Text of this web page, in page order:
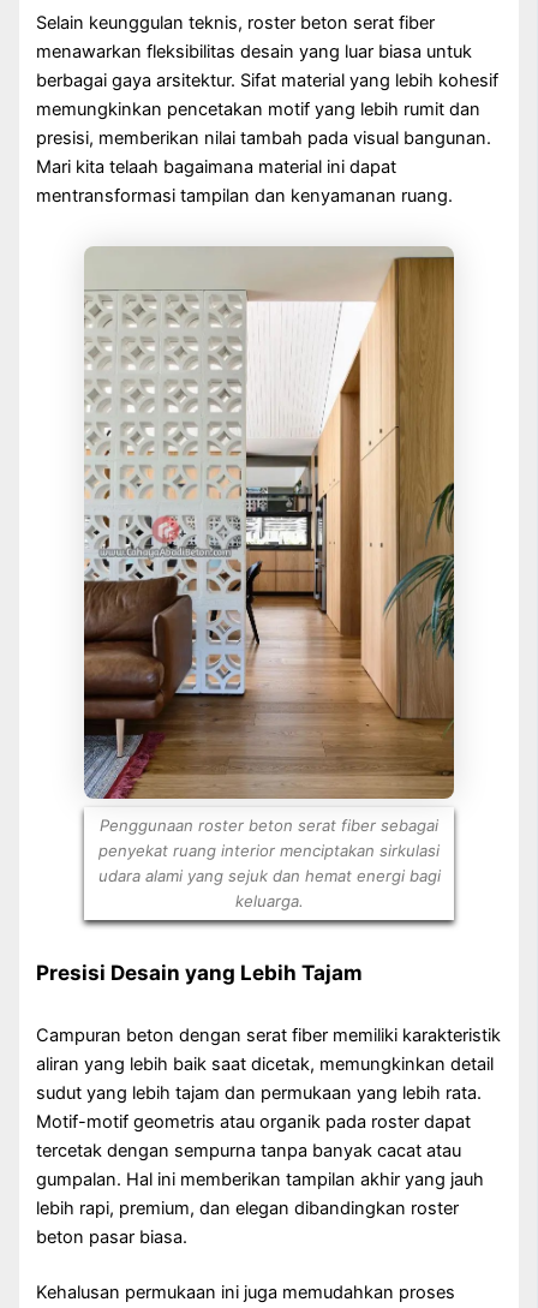
Selain keunggulan teknis, roster beton serat fiber
menawarkan fleksibilitas desain yang luar biasa untuk
berbagai gaya arsitektur. Sifat material yang lebih kohesif
memungkinkan pencetakan motif yang lebih rumit dan
presisi, memberikan nilai tambah pada visual bangunan.
Mari kita telaah bagaimana material ini dapat
mentransformasi tampilan dan kenyamanan ruang.
Penggunaan roster beton serat fiber sebagai
penyekat ruang interior menciptakan sirkulasi
udara alami yang sejuk dan hemat energi bagi
keluarga.
Presisi Desain yang Lebih Tajam
Campuran beton dengan serat fiber memiliki karakteristik
aliran yang lebih baik saat dicetak, memungkinkan detail
sudut yang lebih tajam dan permukaan yang lebih rata.
Motif-motif geometris atau organik pada roster dapat
tercetak dengan sempurna tanpa banyak cacat atau
gumpalan. Hal ini memberikan tampilan akhir yang jauh
lebih rapi, premium, dan elegan dibandingkan roster
beton pasar biasa.
Kehalusan permukaan ini juga memudahkan proses